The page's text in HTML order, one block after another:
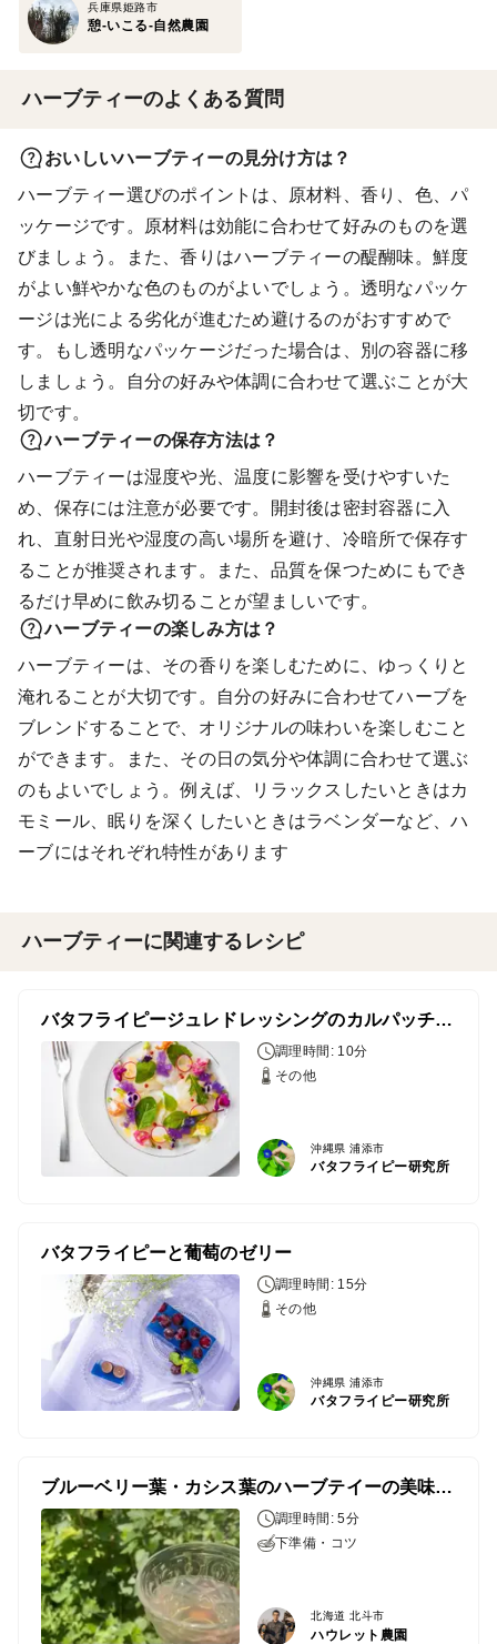
兵庫県姫路市
憩-いこる-自然農園
ハーブティーのよくある質問
おいしいハーブティーの見分け方は？
ハーブティー選びのポイントは、原材料、香り、色、パ
ッケージです。原材料は効能に合わせて好みのものを選
びましょう。また、香りはハーブティーの醍醐味。鮮度
がよい鮮やかな色のものがよいでしょう。透明なパッケ
ージは光による劣化が進むため避けるのがおすすめで
す。もし透明なパッケージだった場合は、別の容器に移
しましょう。自分の好みや体調に合わせて選ぶことが大
切です。
ハーブティーの保存方法は？
ハーブティーは湿度や光、温度に影響を受けやすいた
め、保存には注意が必要です。開封後は密封容器に入
れ、直射日光や湿度の高い場所を避け、冷暗所で保存す
ることが推奨されます。また、品質を保つためにもでき
るだけ早めに飲み切ることが望ましいです。
ハーブティーの楽しみ方は？
ハーブティーは、その香りを楽しむために、ゆっくりと
淹れることが大切です。自分の好みに合わせてハーブを
ブレンドすることで、オリジナルの味わいを楽しむこと
ができます。また、その日の気分や体調に合わせて選ぶ
のもよいでしょう。例えば、リラックスしたいときはカ
モミール、眠りを深くしたいときはラベンダーなど、ハ
ーブにはそれぞれ特性があります
ハーブティーに関連するレシピ
バタフライピージュレドレッシングのカルパッチョサラダ
調理時間: 10分
その他
沖縄県 浦添市
バタフライピー研究所
バタフライピーと葡萄のゼリー
調理時間: 15分
その他
沖縄県 浦添市
バタフライピー研究所
ブルーベリー葉・カシス葉のハーブテイーの美味しい淹れ方と飲み方
調理時間: 5分
下準備・コツ
北海道 北斗市
ハウレット農園